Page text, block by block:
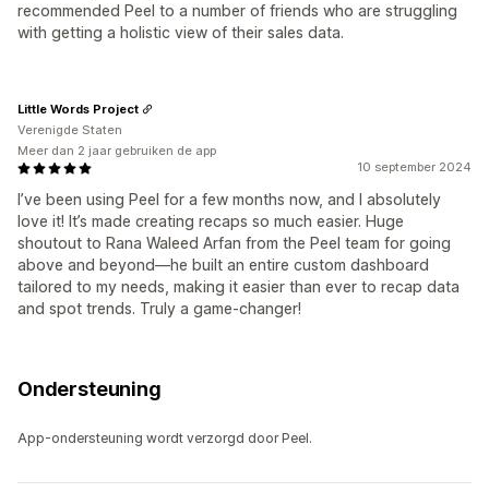
recommended Peel to a number of friends who are struggling
with getting a holistic view of their sales data.
10 september 2024
I’ve been using Peel for a few months now, and I absolutely
love it! It’s made creating recaps so much easier. Huge
shoutout to Rana Waleed Arfan from the Peel team for going
above and beyond—he built an entire custom dashboard
tailored to my needs, making it easier than ever to recap data
and spot trends. Truly a game-changer!
Little Words Project
Verenigde Staten
Meer dan 2 jaar gebruiken de app
Ondersteuning
App-ondersteuning wordt verzorgd door Peel.